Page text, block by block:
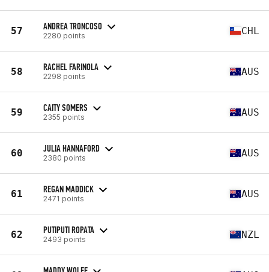
57 ANDREA TRONCOSO
2280 points CHL
58 RACHEL FARINOLA
2298 points AUS
59 CAITY SOMERS
2355 points AUS
60 JULIA HANNAFORD
2380 points AUS
61 REGAN MADDICK
2471 points AUS
62 PUTIPUTI ROPATA
2493 points NZL